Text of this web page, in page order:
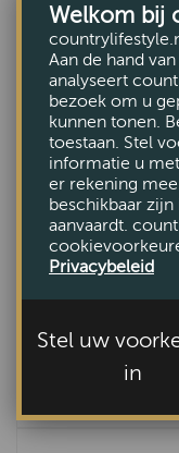
Nordic
Welkom bij
Aan de hand
analyseert
bezoek om u
kunnen tonen.
toestaan. Stel
informatie u
er rekening
beschikbaar
aanvaardt.
Privacybeleid
Stel uw
in